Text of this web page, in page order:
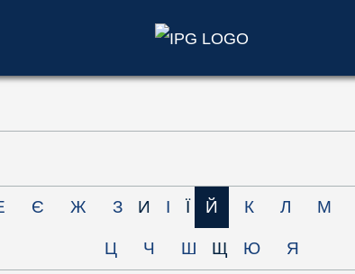
Є Ж З И І Ї Й К Л М
Ц Ч Ш Щ Ю Я